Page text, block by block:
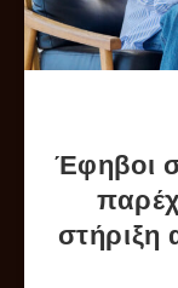
Έφηβοι
στήριξη